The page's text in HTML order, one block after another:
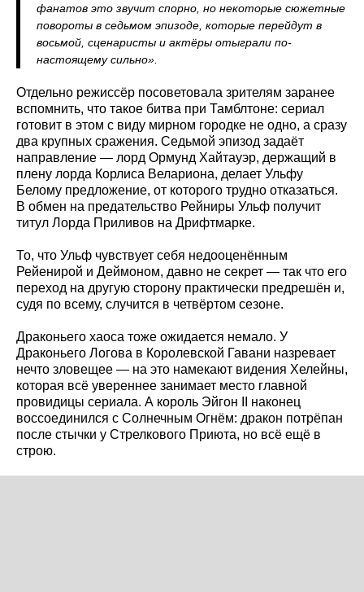
фанатов это звучит спорно, но некоторые сюжетные
повороты в седьмом эпизоде, которые перейдут в
восьмой, сценаристы и актёры отыграли по-
настоящему сильно».
Отдельно режиссёр посоветовала зрителям заранее
вспомнить, что такое битва при Тамблтоне: сериал
готовит в этом с виду мирном городке не одно, а сразу
два крупных сражения. Седьмой эпизод задаёт
направление — лорд Ормунд Хайтауэр, держащий в
плену лорда Корлиса Велариона, делает Ульфу
Белому предложение, от которого трудно отказаться.
В обмен на предательство Рейниры Ульф получит
титул Лорда Приливов на Дрифтмарке.
То, что Ульф чувствует себя недооценённым
Рейенирой и Деймоном, давно не секрет — так что его
переход на другую сторону практически предрешён и,
судя по всему, случится в четвёртом сезоне.
Драконьего хаоса тоже ожидается немало. У
Драконьего Логова в Королевской Гавани назревает
нечто зловещее — на это намекают видения Хелейны,
которая всё увереннее занимает место главной
провидицы сериала. А король Эйгон II наконец
воссоединился с Солнечным Огнём: дракон потрёпан
после стычки у Стрелкового Приюта, но всё ещё в
строю.